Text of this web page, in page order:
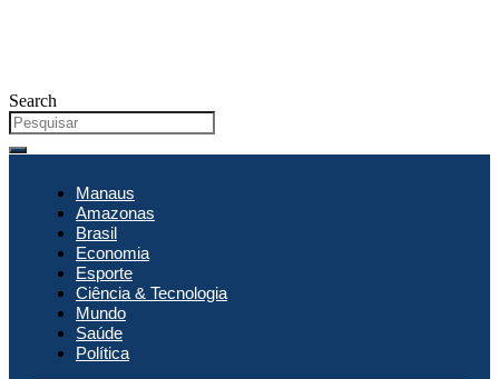
Search
Manaus
Amazonas
Brasil
Economia
Esporte
Ciência & Tecnologia
Mundo
Saúde
Política